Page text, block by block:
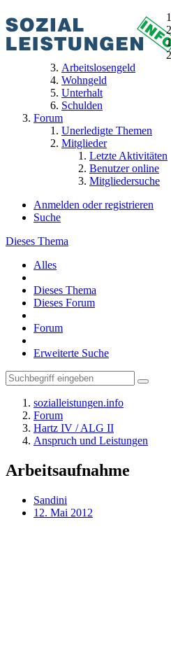
Arbeitslosengeld
Wohngeld
Unterhalt
Schulden
Forum
Unerledigte Themen
Mitglieder
Letzte Aktivitäten
Benutzer online
Mitgliedersuche
Anmelden oder registrieren
Suche
Dieses Thema
Alles
Dieses Thema
Dieses Forum
Forum
Erweiterte Suche
sozialleistungen.info
Forum
Hartz IV / ALG II
Anspruch und Leistungen
Arbeitsaufnahme
Sandini
12. Mai 2012